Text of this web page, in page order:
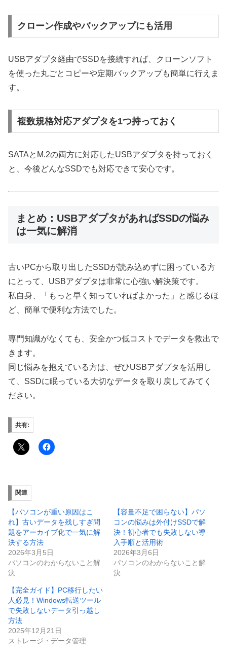
クローン作成やバックアップにも活用
USBアダプタ経由でSSDを接続すれば、クローンソフト
を使った丸ごとコピーや定期バックアップも簡単に行えま
す。
複数規格対応アダプタを1つ持っておく
SATAとM.2の両方に対応したUSBアダプタを持っておく
と、今後どんなSSDでも対応できて安心です。
まとめ：USBアダプタがあればSSDの悩み
は一気に解消
古いPCから取り出したSSDが読み込めずに困っている方
にとって、USBアダプタは非常に心強い解決策です。
私自身、「もっと早く知っていればよかった」と感じるほ
ど、簡単で便利な方法でした。
専門知識がなくても、安全かつ低コストでデータを救出で
きます。
同じ悩みを抱えている方は、ぜひUSBアダプタを活用し
て、SSDに眠っている大切なデータを取り戻してみてく
ださい。
共有:
関連
【パソコンが重い原因はこ
れ】古いデータを残しすぎ問
題をアーカイブ化で一気に解
決する方法
2026年3月5日
パソコンのわからないこと解
決
【容量不足で困らない】パソ
コンの悩みは外付けSSDで解
決！初心者でも失敗しない導
入手順と活用術
2026年3月6日
パソコンのわからないこと解
決
【完全ガイド】PC移行したい
人必見！Windows転送ツール
で失敗しないデータ引っ越し
方法
2025年12月21日
ストレージ・データ管理